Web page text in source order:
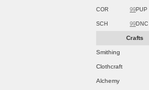
COR 99PUP
SCH 99DNC
Crafts
Smithing
Clothcraft
Alchemy